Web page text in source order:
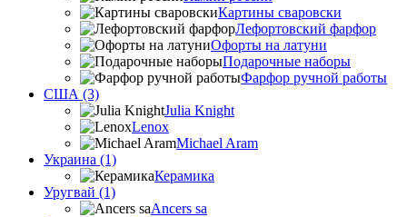
Картины сваровски
Лефортовский фарфор
Офорты на латуни
Подарочные наборы
Фарфор ручной работы
США (3)
Julia Knight
Lenox
Michael Aram
Украина (1)
Керамика
Уругвай (1)
Ancers sa